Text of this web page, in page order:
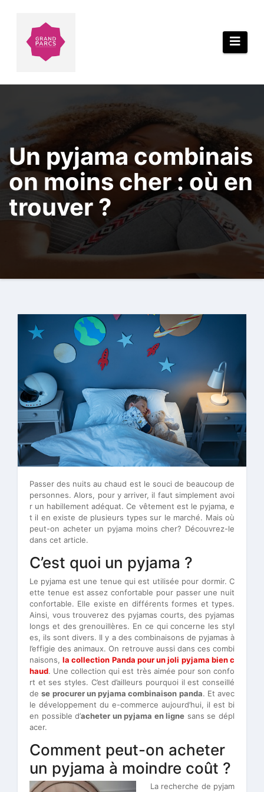
Un pyjama combinais
on moins cher : où en
trouver ?
Passer des nuits au chaud est le souci de beaucoup de
personnes. Alors, pour y arriver, il faut simplement avoi
r un habillement adéquat. Ce vêtement est le pyjama, e
t il en existe de plusieurs types sur le marché. Mais où
peut-on acheter un pyjama moins cher? Découvrez-le
dans cet article.
C’est quoi un pyjama ?
Le pyjama est une tenue qui est utilisée pour dormir. C
ette tenue est assez confortable pour passer une nuit
confortable. Elle existe en différents formes et types.
Ainsi, vous trouverez des pyjamas courts, des pyjamas
longs et des grenouillères. En ce qui concerne les styl
es, ils sont divers. Il y a des combinaisons de pyjamas à
l’effigie des animaux. On retrouve aussi dans ces combi
naisons,la collection Panda pour un joli pyjama bien c
haud. Une collection qui est très aimée pour son confo
rt et ses styles. C’est d’ailleurs pourquoi il est conseillé
dese procurer un pyjama combinaison panda. Et avec
le développement du e-commerce aujourd’hui, il est bi
en possible d’acheter un pyjama en ligne sans se dépl
acer.
Comment peut-on acheter
un pyjama à moindre coût ?
La recherche de pyjam